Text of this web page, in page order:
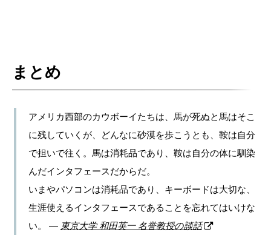
まとめ
アメリカ西部のカウボーイたちは、馬が死ぬと馬はそこ
に残していくが、どんなに砂漠を歩こうとも、鞍は自分
で担いで往く。馬は消耗品であり、鞍は自分の体に馴染
んだインタフェースだからだ。
いまやパソコンは消耗品であり、キーボードは大切な、
生涯使えるインタフェースであることを忘れてはいけな
い。 — 東京大学 和田英一 名誉教授の談話